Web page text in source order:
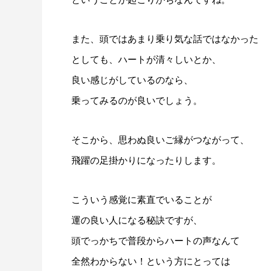
また、頭ではあまり乗り気な話ではなかった
としても、ハートが清々しいとか、
良い感じがしているのなら、
乗ってみるのが良いでしょう。
そこから、思わぬ良いご縁がつながって、
飛躍の足掛かりになったりします。
こういう感覚に素直でいることが
運の良い人になる秘訣ですが、
頭でっかちで普段からハートの声なんて
全然わからない！という方にとっては